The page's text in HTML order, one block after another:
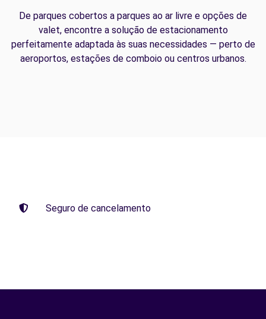
De parques cobertos a parques ao ar livre e opções de
valet, encontre a solução de estacionamento
perfeitamente adaptada às suas necessidades — perto de
aeroportos, estações de comboio ou centros urbanos.
Seguro de cancelamento